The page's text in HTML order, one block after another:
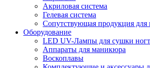
Акриловая система
Гелевая система
Сопутствующая продукция для
Оборудование
LED UV-Лампы для сушки
Аппараты для маникюра
Воскоплавы